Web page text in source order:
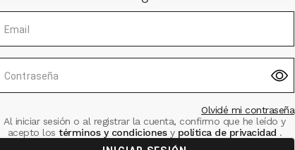
Email
Contraseña
Olvidé mi contraseña
Al iniciar sesión o al registrar la cuenta, confirmo que he leído y
acepto los términos y condiciones ypolítica de privacidad .